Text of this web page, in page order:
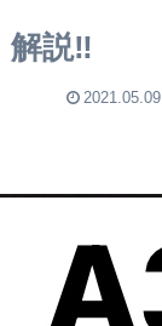
説‼
2021.05.09